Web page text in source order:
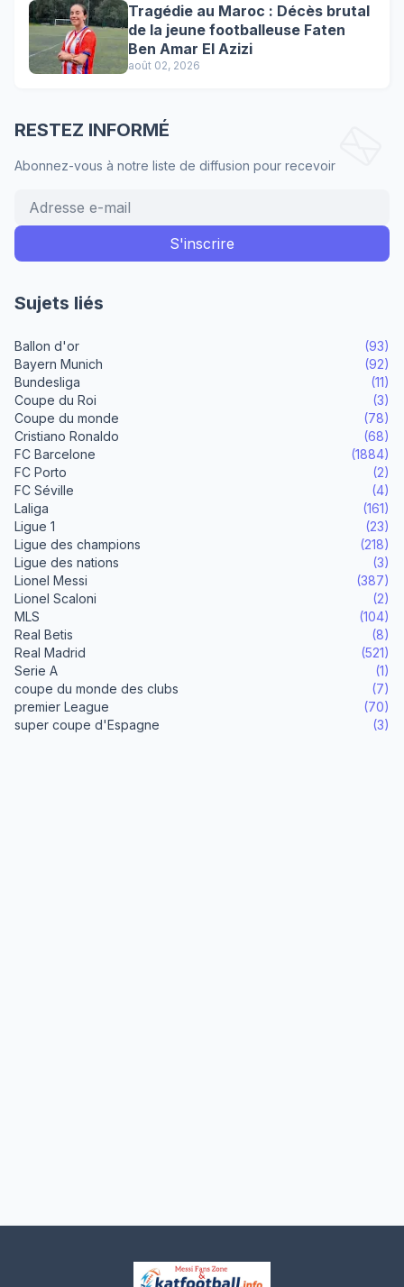
Tragédie au Maroc : Décès brutal
de la jeune footballeuse Faten
Ben Amar El Azizi
août 02, 2026
RESTEZ INFORMÉ
Abonnez-vous à notre liste de diffusion pour recevoir
Sujets liés
Ballon d'or
(93)
Bayern Munich
(92)
Bundesliga
(11)
Coupe du Roi
(3)
Coupe du monde
(78)
Cristiano Ronaldo
(68)
FC Barcelone
(1884)
FC Porto
(2)
FC Séville
(4)
Laliga
(161)
Ligue 1
(23)
Ligue des champions
(218)
Ligue des nations
(3)
Lionel Messi
(387)
Lionel Scaloni
(2)
MLS
(104)
Real Betis
(8)
Real Madrid
(521)
Serie A
(1)
coupe du monde des clubs
(7)
premier League
(70)
super coupe d'Espagne
(3)